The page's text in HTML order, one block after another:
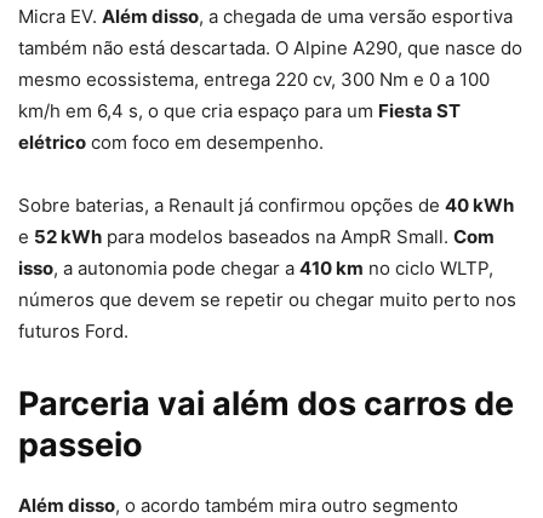
Micra EV. Além disso, a chegada de uma versão esportiva
também não está descartada. O Alpine A290, que nasce do
mesmo ecossistema, entrega 220 cv, 300 Nm e 0 a 100
km/h em 6,4 s, o que cria espaço para um Fiesta ST
elétrico com foco em desempenho.
Sobre baterias, a Renault já confirmou opções de 40 kWh
e 52 kWh para modelos baseados na AmpR Small. Com
isso, a autonomia pode chegar a 410 km no ciclo WLTP,
números que devem se repetir ou chegar muito perto nos
futuros Ford.
Parceria vai além dos carros de
passeio
Além disso, o acordo também mira outro segmento